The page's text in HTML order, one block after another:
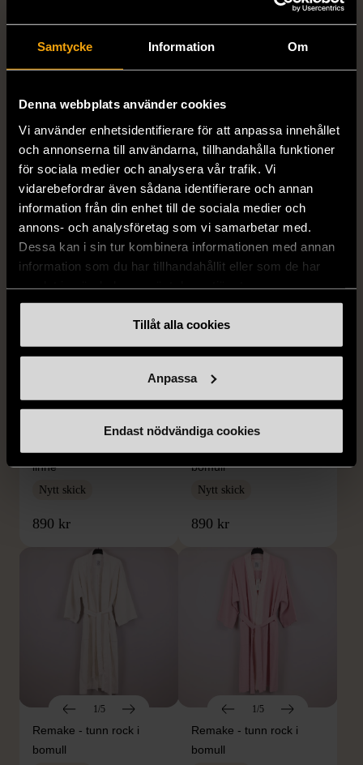
Samtycke Information Om
Denna webbplats använder cookies
Vi använder enhetsidentifierare för att anpassa innehållet
och annonserna till användarna, tillhandahålla funktioner
för sociala medier och analysera vår trafik. Vi
vidarebefordrar även sådana identifierare och annan
information från din enhet till de sociala medier och
annons- och analysföretag som vi samarbetar med.
Dessa kan i sin tur kombinera informationen med annan
information som du har tillhandahållit eller som de har
Tillåt alla cookies
Anpassa
Endast nödvändiga cookies
Vit topp med
spetsdetaljer
Nytt skick
890 kr
1/5
Remake - tunn rock i
linne
Nytt skick
890 kr
1/5
linne
Nytt skick
890 kr
bomull
Nytt skick
890 kr
1/5
Remake - tunn rock i
bomull
1/5
Remake - tunn rock i
bomull